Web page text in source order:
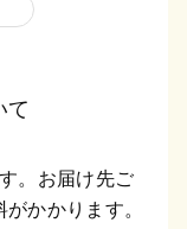
て
。お届け先ご
かかります。